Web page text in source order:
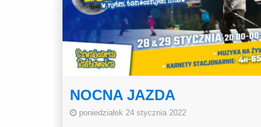
NOCNA JAZDA
poniedziałek 24 stycznia 2022